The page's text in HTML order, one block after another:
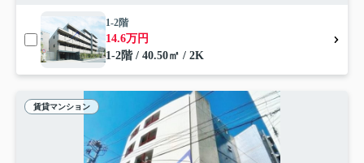
1-2階
14.6万円
1-2階 / 40.50㎡ / 2K
賃貸マンション